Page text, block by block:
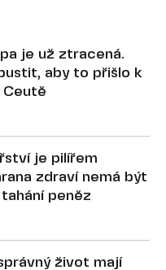
je už ztracená.
aby to přišlo k
Ceutě
je pilířem
zdraví nemá být
peněz
život mají